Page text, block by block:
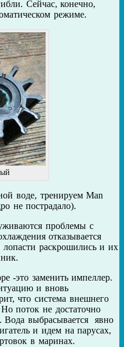
Сейчас, конечно,
режиме.
воде, тренируем Man
не пострадало).
проблемы с
отказывается
лопасти раскрошились и их
-это заменить импеллер.
и вновь
что система внешнего
поток не достаточно
Вода выбрасывается явно
и идем на парусах,
в маринах.